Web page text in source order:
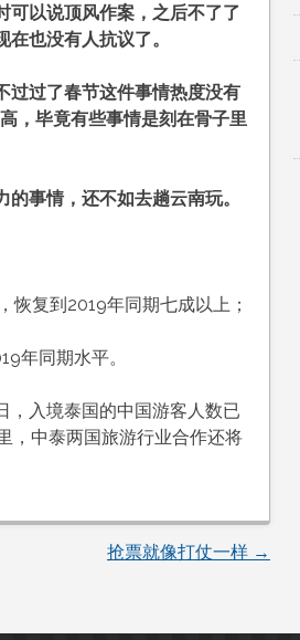
可以说顶风作案，之后不了了
也没有人抗议了。
过过了春节这件事情热度没有
，毕竟有些事情是刻在骨子里
事情，还不如去趟云南玩。
复到2019年同期七成以上；
年同期水平。
，入境泰国的中国游客人数已
，中泰两国旅游行业合作还将
抢票就像打仗一样 →